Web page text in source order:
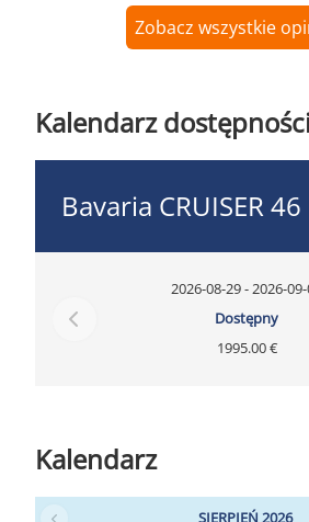
Zobacz wszystkie
Kalendarz
Bavaria CRUISER
2026-08-29 - 2026-
Dostępny
1995.00 €
Kalendarz
SIERPIEŃ 2026